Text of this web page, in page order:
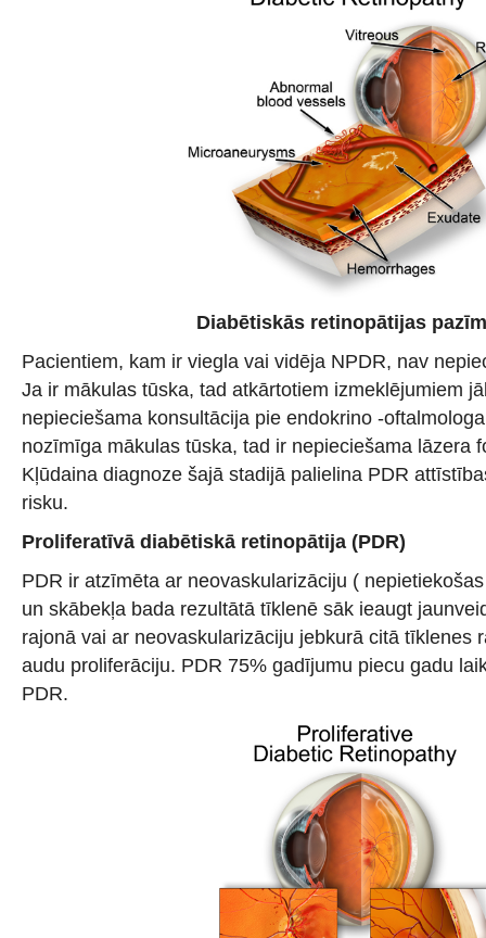
Diabētiskās retinopātijas
Pacientiem, kam ir viegla vai vidēja NPDR, nav
Ja ir mākulas tūska, tad atkārtotiem izmeklējumiem
nepieciešama konsultācija pie endokrino -
nozīmīga mākulas tūska, tad ir nepieciešama lāzera
Kļūdaina diagnoze šajā stadijā palielina PDR
risku.
Proliferatīvā diabētiskā retinopātija (PDR)
PDR ir atzīmēta ar neovaskularizāciju (
un skābekļa bada rezultātā tīklenē sāk ieaugt
rajonā vai ar neovaskularizāciju jebkurā citā tīklenes
audu proliferāciju. PDR 75% gadījumu piecu gadu
PDR.